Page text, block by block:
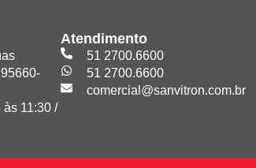
11:30 /
Atendimento
51 2700.6600
51 2700.6600
comercial@sanvitron.com.br